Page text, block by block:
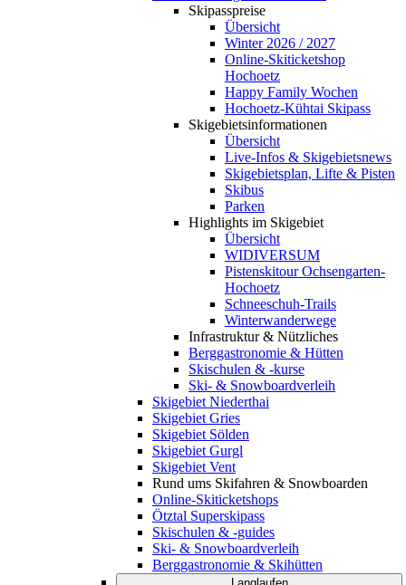
Skipasspreise
Übersicht
Winter 2026 / 2027
Online-Skiticketshop
Hochoetz
Happy Family Wochen
Hochoetz-Kühtai Skipass
Skigebietsinformationen
Übersicht
Live-Infos & Skigebietsnews
Skigebietsplan, Lifte & Pisten
Skibus
Parken
Highlights im Skigebiet
Übersicht
WIDIVERSUM
Pistenskitour Ochsengarten-
Hochoetz
Schneeschuh-Trails
Winterwanderwege
Infrastruktur & Nützliches
Berggastronomie & Hütten
Skischulen & -kurse
Ski- & Snowboardverleih
Skigebiet Niederthai
Skigebiet Gries
Skigebiet Sölden
Skigebiet Gurgl
Skigebiet Vent
Rund ums Skifahren & Snowboarden
Online-Skiticketshops
Ötztal Superskipass
Skischulen & -guides
Ski- & Snowboardverleih
Berggastronomie & Skihütten